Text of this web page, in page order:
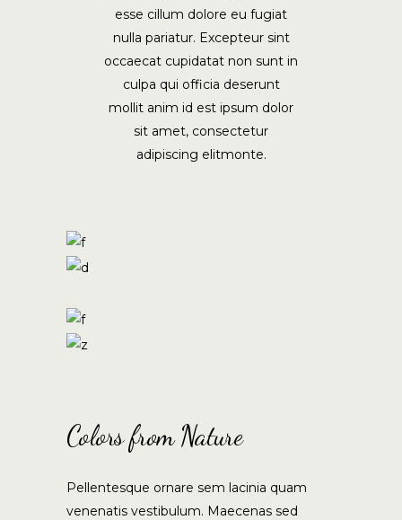
esse cillum dolore eu fugiat
nulla pariatur. Excepteur sint
occaecat cupidatat non sunt in
culpa qui officia deserunt
mollit anim id est ipsum dolor
sit amet, consectetur
adipiscing elitmonte.
Colors from Nature
Pellentesque ornare sem lacinia quam
venenatis vestibulum. Maecenas sed